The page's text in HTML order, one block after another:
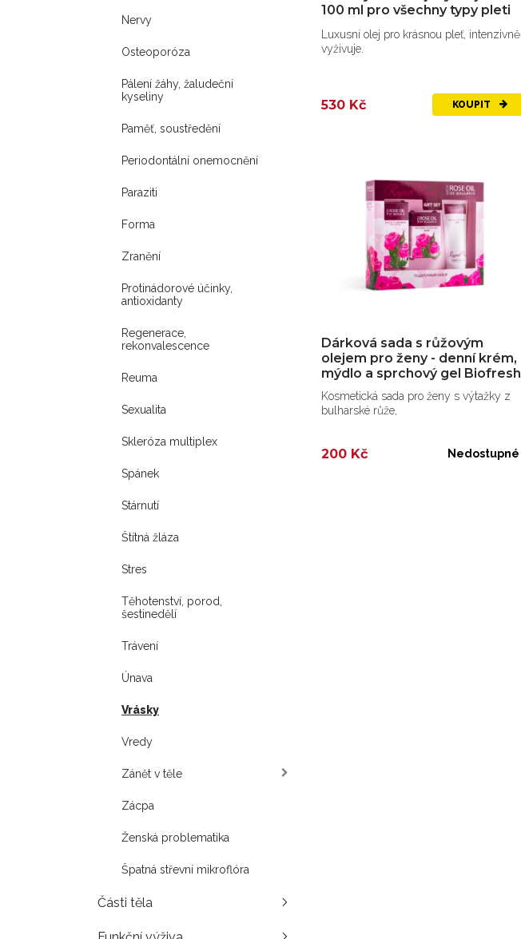
Nervy
Osteoporóza
Pálení žáhy, žaludeční
kyseliny
Paměť, soustředění
Periodontální onemocnění
Paraziti
Forma
Zranění
Protinádorové účinky,
antioxidanty
Regenerace,
rekonvalescence
Reuma
Sexualita
Skleróza multiplex
Spánek
Stárnutí
Štítná žláza
Stres
Těhotenství, porod,
šestinedělí
Trávení
Únava
Vrásky
Vredy
Zánět v těle
Zácpa
Ženská problematika
Špatná střevní mikroflóra
Části těla
100 ml pro všechny typy pleti
Luxusní olej pro krásnou pleť, intenzivně
vyživuje.
530 Kč KOUPIT
Dárková sada s růžovým
olejem pro ženy - denní krém,
mýdlo a sprchový gel Biofresh
Kosmetická sada pro ženy s výtažky z
bulharské růže,
200 Kč Nedostupné